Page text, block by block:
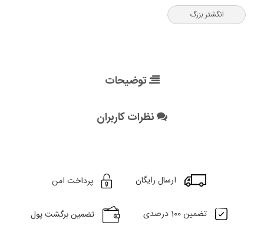
انگشتر بزرگ
توضیحات
نظرات کاربران
ارسال رایگان پرداخت امن
تضمین 100 درصدی تضمین برگشت پول